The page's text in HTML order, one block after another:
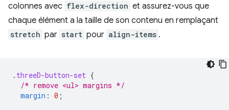
colonnes avec flex-direction et assurez-vous que
chaque élément a la taille de son contenu en remplaçant
stretch par start pour align-items .
. threeD-button-set {
/* remove <ul> margins */
margin : 0 ;